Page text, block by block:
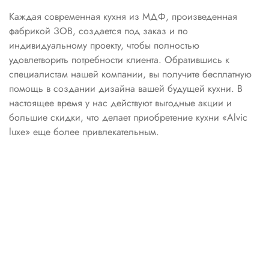
Каждая современная кухня из МДФ, произведенная
фабрикой ЗОВ, создается под заказ и по
индивидуальному проекту, чтобы полностью
удовлетворить потребности клиента. Обратившись к
специалистам нашей компании, вы получите бесплатную
помощь в создании дизайна вашей будущей кухни. В
настоящее время у нас действуют выгодные акции и
большие скидки, что делает приобретение кухни «Alvic
luxe» еще более привлекательным.